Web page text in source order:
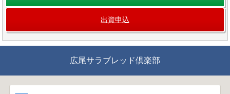
出資申込
広尾サラブレッド倶楽部